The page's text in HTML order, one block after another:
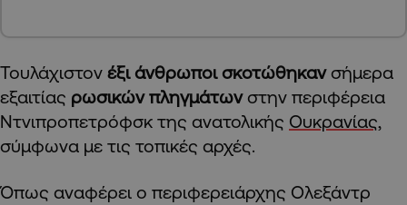
Τουλάχιστον έξι άνθρωποι σκοτώθηκανσήμερα
εξαιτίας ρωσικών πληγμάτων στην περιφέρεια
Ντνιπροπετρόφσκ της ανατολικής Ουκρανίας,
σύμφωνα με τις τοπικές αρχές.
Όπως αναφέρει ο περιφερειάρχης Ολεξάντρ